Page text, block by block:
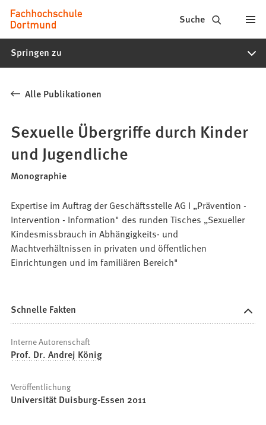
Inhalt anspringen
Fachhochschule
Dortmund
-
Studiengänge,
Bewerbung
Suche
Springen zu
Alle Publikationen
Sexuelle Übergriffe durch Kinder
und Jugendliche
Monographie
Expertise im Auftrag der Geschäftsstelle AG I „Prävention -
Intervention - Information" des runden Tisches „Sexueller
Kindesmissbrauch in Abhängigkeits- und
Machtverhältnissen in privaten und öffentlichen
Einrichtungen und im familiären Bereich"
Schnelle Fakten
Interne Autorenschaft
Prof. Dr. Andrej König
Veröffentlichung
Universität Duisburg-Essen 2011